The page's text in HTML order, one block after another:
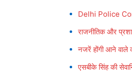
Delhi Police
राजनीतिक और
नजरें होंगी आने वाले
एसबीके सिंह की